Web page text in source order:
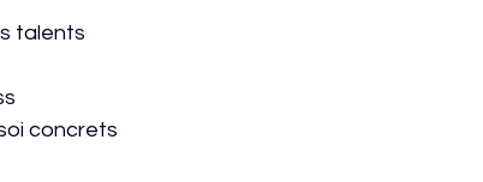
talents
concrets